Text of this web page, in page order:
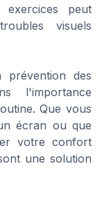
exercices peut
visuels
des
l'importance
Que vous
écran ou que
votre confort
une solution